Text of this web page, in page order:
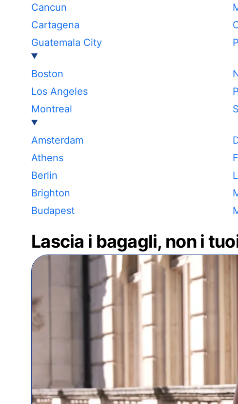
Cancun
Cartagena
Guatemala City
Boston
Los Angeles
Montreal
Amsterdam
Athens
Berlin
Brighton
Budapest
Lascia i bagagli, non i